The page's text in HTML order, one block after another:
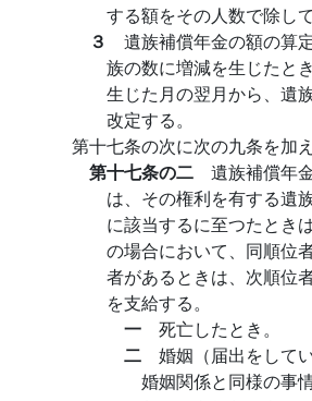
する額をその人数で除し
３ 遺族補償年金の額の算
族の数に増減を生じたと
生じた月の翌月から、遺
改定する。
第十七条の次に次の九条を加え
第十七条の二 遺族補償年
は、その権利を有する遺
に該当するに至つたとき
の場合において、同順位
者があるときは、次順位
を支給する。
一 死亡したとき。
二 婚姻（届出をして
婚姻関係と同様の事